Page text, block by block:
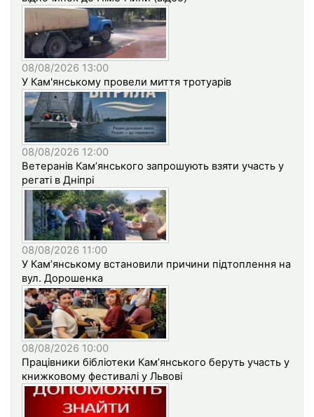
08/08/2026 13:00
У Кам'янському провели миття тротуарів
08/08/2026 12:00
Ветеранів Кам’янського запрошують взяти участь у
регаті в Дніпрі
08/08/2026 11:00
У Кам’янському встановили причини підтоплення на
вул. Дорошенка
08/08/2026 10:00
Працівники бібліотеки Кам’янського беруть участь у
книжковому фестивалі у Львові